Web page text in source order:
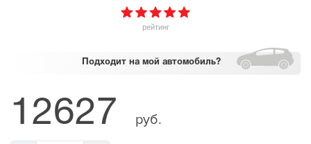
рейтинг
Подходит на мой автомобиль?
12627 руб.